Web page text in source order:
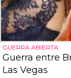
GUERRA ABIERTA
Guerra entre
Las Vegas